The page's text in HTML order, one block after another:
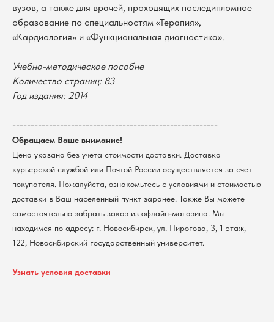
вузов, а также для врачей, проходящих последипломное
образование по специальностям «Терапия»,
«Кардиология» и «Функциональная диагностика».
Учебно-методическое пособие
Количество страниц: 83
Год издания: 2014
--------------------------------------------------------
Обращаем Ваше внимание!
Цена указана без учета стоимости доставки. Доставка
курьерской службой или Почтой России осуществляется за счет
покупателя. Пожалуйста, ознакомьтесь с условиями и стоимостью
доставки в Ваш населенный пункт заранее. Также Вы можете
самостоятельно забрать заказ из офлайн-магазина. Мы
находимся по адресу: г. Новосибирск, ул. Пирогова, 3, 1 этаж,
122, Новосибирский государственный университет.
Узнать условия доставки
Все права защищены
Политика обработки персональных данных
Согласие на обработку персональных данных
пользователей сайта
Новосибирский государственный
г. Новосибирск, ул. Пирогова, 3
ИНН 5408106490